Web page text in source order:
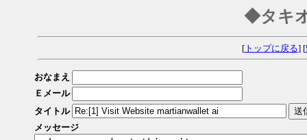
◆タキ
[トップに戻る] [
おなまえ
Ｅメール
タイトル
メッセージ